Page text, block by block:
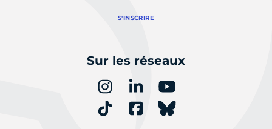
S'INSCRIRE
Sur les réseaux